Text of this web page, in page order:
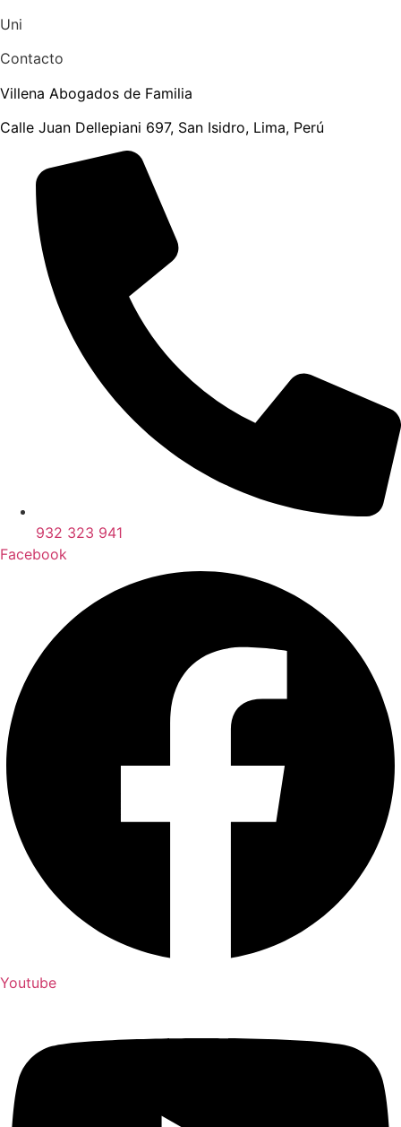
Uni
Contacto
Villena Abogados de Familia
Calle Juan Dellepiani 697, San Isidro, Lima, Perú
932 323 941
Facebook
Youtube